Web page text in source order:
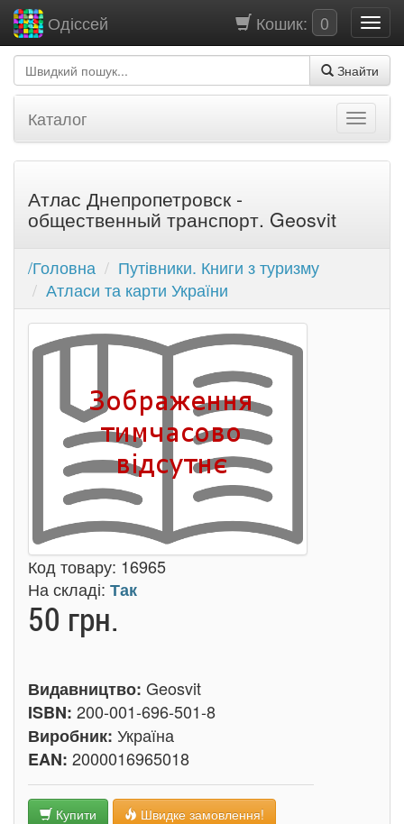
Кошик: 0
Одіссей
Знайти
Каталог
Атлас Днепропетровск -
общественный транспорт. Geosvit
/Головна
Путівники. Книги з туризму
Атласи та карти України
Код товару: 16965
На складі: Так
50 грн.
Видавництво: Geosvit
ISBN: 200-001-696-501-8
Виробник: Україна
EAN: 2000016965018
Купити Швидке замовлення!